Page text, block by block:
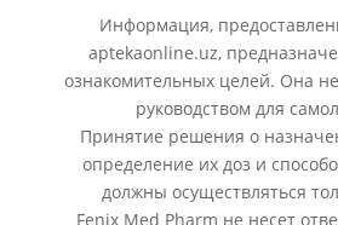
Информация,
aptekaonline.uz,
ознакомительных целей. Она
руководством для
Принятие решения о
определение их доз и
должны осуществляться
Fenix Med Pharm не несет